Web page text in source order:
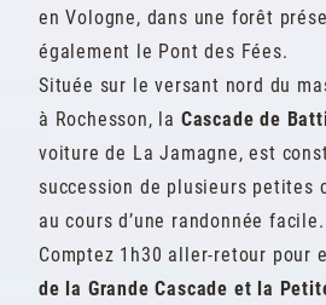
en Vologne, dans une forêt
également le Pont des Fées.
Située sur le versant nord du
à Rochesson, la Cascade de
voiture de La Jamagne, est
succession de plusieurs petites
au cours d’une randonnée facile.
Comptez 1h30 aller-retour pour
de la Grande Cascade et la